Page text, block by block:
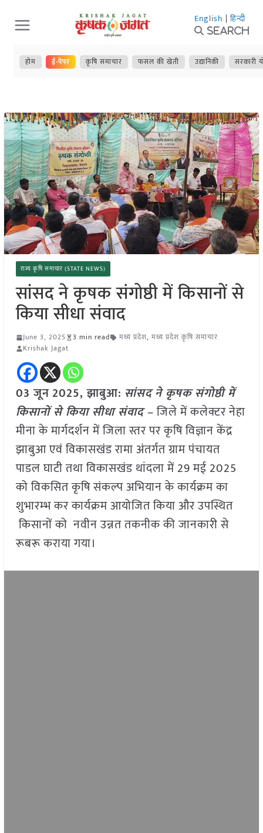
Skip
to
content
English | हिन्दी
Search
होम ई-पेपर कृषि समाचार फसल की खेती उद्यानिकी सरकारी
राज्य कृषि समाचार (STATE NEWS)
सांसद ने कृषक संगोष्ठी में किसानों से
किया सीधा संवाद
June 3, 2025 3 min read मध्य प्रदेश, मध्य प्रदेश कृषि समाचार
Krishak Jagat
03 जून 2025,झाबुआ: सांसद ने कृषक संगोष्ठी में
किसानों से किया सीधा संवाद –जिले में कलेक्टर नेहा
मीना के मार्गदर्शन में जिला स्तर पर कृषि विज्ञान केंद्र
झाबुआ एवं विकासखंड रामा अंतर्गत ग्राम पंचायत
पाडल घाटी तथा विकासखंड थांदला में 29 मई 2025
को विकसित कृषि संकल्प अभियान के कार्यक्रम का
शुभारम्भ कर कार्यक्रम आयोजित किया और उपस्थित
किसानों को नवीन उन्नत तकनीक की जानकारी से
रूबरू कराया गया।